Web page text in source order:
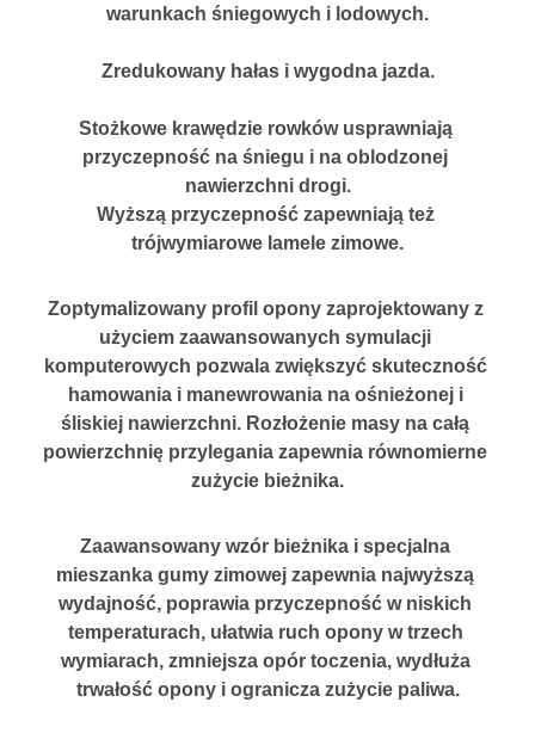
warunkach śniegowych i lodowych.
Zredukowany hałas i wygodna jazda.
Stożkowe krawędzie rowków usprawniają
przyczepność na śniegu i na oblodzonej
nawierzchni drogi.
Wyższą przyczepność zapewniają też
trójwymiarowe lamele zimowe.
Zoptymalizowany profil opony zaprojektowany z
użyciem zaawansowanych symulacji
komputerowych pozwala zwiększyć skuteczność
hamowania i manewrowania na ośnieżonej i
śliskiej nawierzchni. Rozłożenie masy na całą
powierzchnię przylegania zapewnia równomierne
zużycie bieżnika.
Zaawansowany wzór bieżnika i specjalna
mieszanka gumy zimowej zapewnia najwyższą
wydajność, poprawia przyczepność w niskich
temperaturach, ułatwia ruch opony w trzech
wymiarach, zmniejsza opór toczenia, wydłuża
trwałość opony i ogranicza zużycie paliwa.